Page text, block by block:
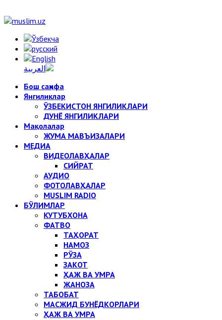
Бош саҳифа
Янгиликлар
ЎЗБЕКИСТОН ЯНГИЛИКЛАРИ
ДУНЁ ЯНГИЛИКЛАРИ
Мақолалар
ЖУМА МАВЪИЗАЛАРИ
МЕДИА
ВИДЕОЛАВҲАЛАР
СИЙРАТ
АУДИО
ФОТОЛАВҲАЛАР
MUSLIM RADIO
БЎЛИМЛАР
КУТУБХОНА
ФАТВО
ТАҲОРАТ
НАМОЗ
РЎЗА
ЗАКОТ
ҲАЖ ВА УМРА
ЖАНОЗА
ТАБОБАТ
МАСЖИД БУНЁДКОРЛАРИ
ҲАЖ ВА УМРА